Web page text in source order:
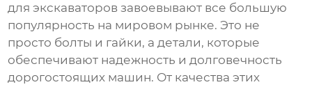
для экскаваторов завоевывают все большую
популярность на мировом рынке. Это не
просто болты и гайки, а детали, которые
обеспечивают надежность и долговечность
дорогостоящих машин. От качества этих